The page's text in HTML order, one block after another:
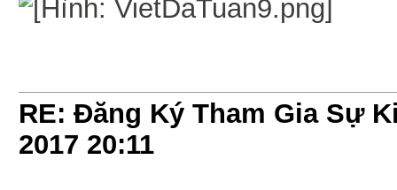
RE: Đăng Ký Tham Gia Sự
2017 20:11